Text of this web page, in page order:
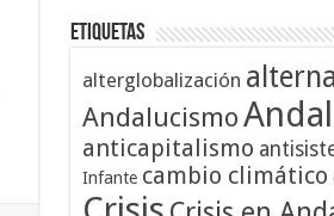
Etiquetas
alterglobalización
Andalucismo
anticapitalismo
Infante cambio climático